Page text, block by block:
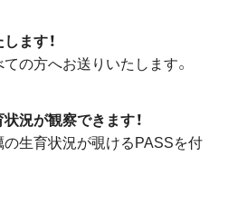
ます！
の方へお送りいたします。
況が観察できます！
生育状況が覗けるPASSを付